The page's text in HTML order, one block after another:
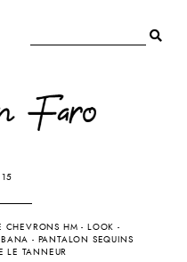
15
CHEVRONS HM - LOOK -
- PANTALON SEQUINS
LE TANNEUR